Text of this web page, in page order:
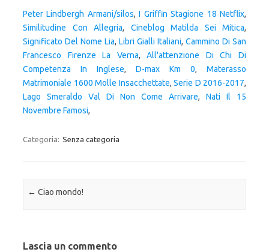
Peter Lindbergh Armani/silos,I Griffin Stagione 18 Netflix,
Similitudine Con Allegria, Cineblog Matilda Sei Mitica,
Significato Del Nome Lia, Libri Gialli Italiani, Cammino Di San
Francesco Firenze La Verna,All'attenzione Di Chi Di
Competenza In Inglese, D-max Km 0, Materasso
Matrimoniale 1600 Molle Insacchettate, Serie D 2016-2017,
Lago Smeraldo Val Di Non Come Arrivare, Nati Il 15
Novembre Famosi,
Categoria: Senza categoria
Navigazione articolo
← Ciao mondo!
Lascia un commento